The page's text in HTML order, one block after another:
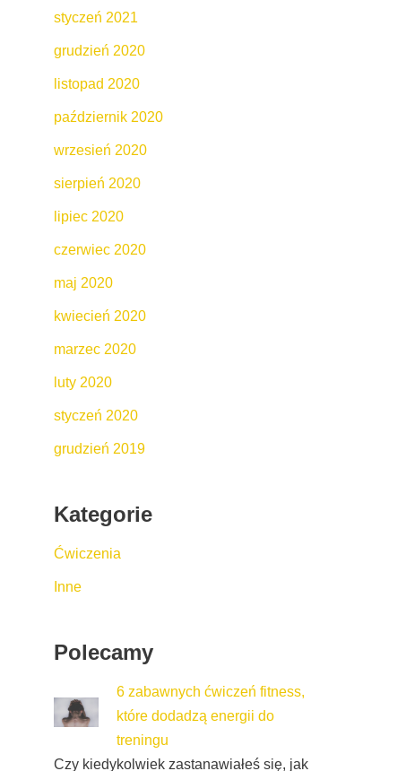
styczeń 2021
grudzień 2020
listopad 2020
październik 2020
wrzesień 2020
sierpień 2020
lipiec 2020
czerwiec 2020
maj 2020
kwiecień 2020
marzec 2020
luty 2020
styczeń 2020
grudzień 2019
Kategorie
Ćwiczenia
Inne
Polecamy
6 zabawnych ćwiczeń fitness,
które dodadzą energii do
treningu
Czy kiedykolwiek zastanawiałeś się, jak